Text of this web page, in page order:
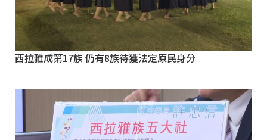
西拉雅成第17族 仍有8族待獲法定原民身分